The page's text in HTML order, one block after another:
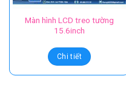
Màn hình LCD treo tường
15.6inch
Chi tiết